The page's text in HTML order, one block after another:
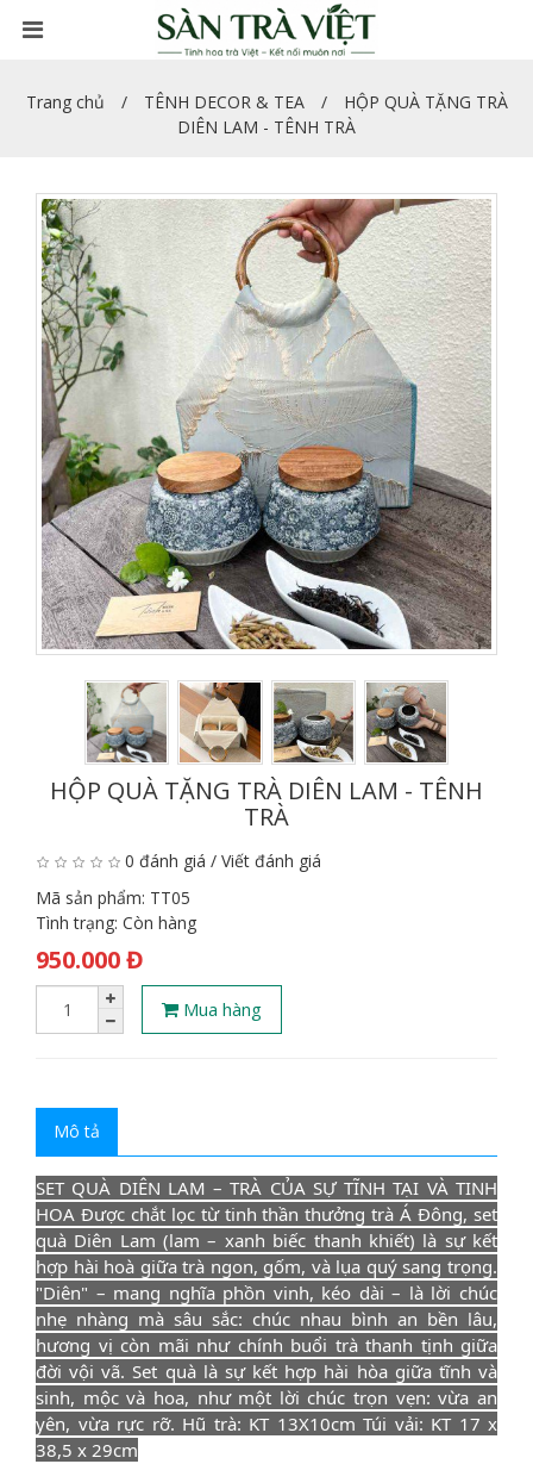
Trang chủ TÊNH DECOR & TEA
HỘP QUÀ TẶNG TRÀ
DIÊN LAM - TÊNH TRÀ
HỘP QUÀ TẶNG TRÀ DIÊN LAM - TÊNH
TRÀ
0 đánh giá / Viết đánh giá
Mã sản phẩm: TT05
Tình trạng: Còn hàng
950.000 Đ
Mua hàng
Mô tả
SET QUÀ DIÊN LAM – TRÀ CỦA SỰ TĨNH TẠI VÀ TINH
HOA Được chắt lọc từ tinh thần thưởng trà Á Đông, set
quà Diên Lam (lam – xanh biếc thanh khiết) là sự kết
hợp hài hoà giữa trà ngon, gốm, và lụa quý sang trọng.
"Diên" – mang nghĩa phồn vinh, kéo dài – là lời chúc
nhẹ nhàng mà sâu sắc: chúc nhau bình an bền lâu,
hương vị còn mãi như chính buổi trà thanh tịnh giữa
đời vội vã. Set quà là sự kết hợp hài hòa giữa tĩnh và
sinh, mộc và hoa, như một lời chúc trọn vẹn: vừa an
yên, vừa rực rỡ. Hũ trà: KT 13X10cm Túi vải: KT 17 x
38,5 x 29cm